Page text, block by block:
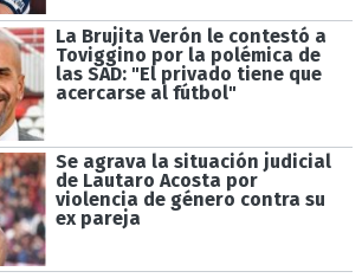
La Brujita Verón le contestó a
Toviggino por la polémica de
las SAD: "El privado tiene que
acercarse al fútbol"
Se agrava la situación judicial
de Lautaro Acosta por
violencia de género contra su
ex pareja